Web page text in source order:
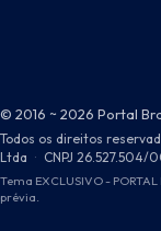
© 2016 ~ 2026 Portal
Todos os direitos
Ltda · CNPJ 26.527.504/
Tema EXCLUSIVO -
prévia.